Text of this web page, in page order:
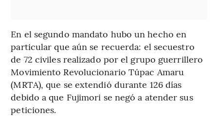
En el segundo mandato hubo un hecho en
particular que aún se recuerda: el secuestro
de 72 civiles realizado por el grupo guerrillero
Movimiento Revolucionario Túpac Amaru
(MRTA), que se extendió durante 126 días
debido a que Fujimori se negó a atender sus
peticiones.